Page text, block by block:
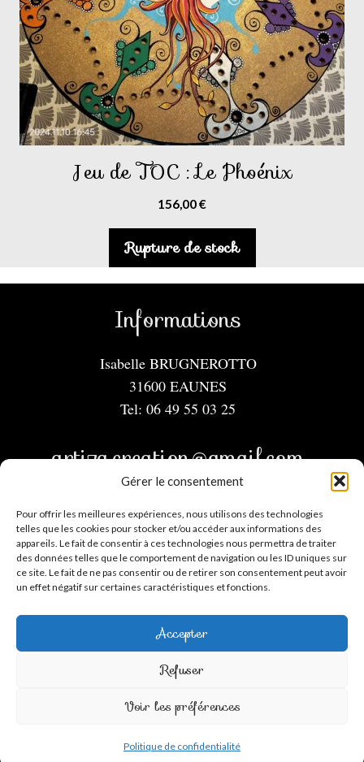
Gérer le consentement
Pour offrir les meilleures expériences, nous utilisons des technologies
telles que les cookies pour stocker et/ou accéder aux informations des
appareils. Le fait de consentir à ces technologies nous permettra de traiter
des données telles que le comportement de navigation ou les ID uniques sur
ce site. Le fait de ne pas consentir ou de retirer son consentement peut avoir
un effet négatif sur certaines caractéristiques et fonctions.
Accepter
Refuser
Voir les préférences
Politique de confidentialité
Jeu de TOC : Le Phoénix
156,00€
Rupture de stock
Informations
Isabelle BRUGNEROTTO
31600 EAUNES
Tel: 06 49 55 03 25
artiza.creation@gmail.com
Menu
Mentions légales
CGV
Contact
Mon compte